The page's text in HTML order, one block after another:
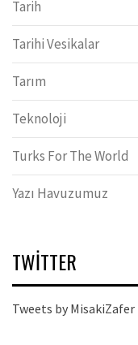
Tarih
Tarihi Vesikalar
Tarım
Teknoloji
Turks For The World
Yazı Havuzumuz
TWITTER
Tweets by MisakiZafer